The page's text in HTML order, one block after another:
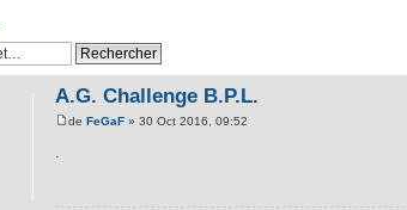
A.G. Challenge B.P.L.
de FeGaF » 30 Oct 2016, 09:52
.